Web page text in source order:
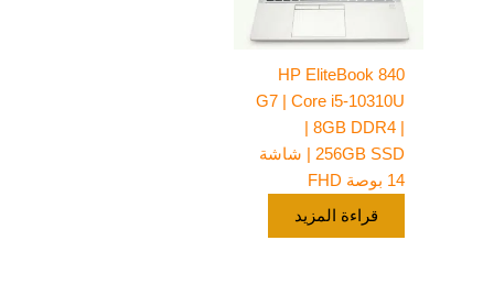
HP EliteBook 840
G7 | Core i5-10310U
| 8GB DDR4 |
256GB SSD | شاشة
14 بوصة FHD
قراءة المزيد